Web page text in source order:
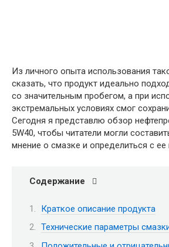
Из личного опыта использования
сказать, что продукт идеально
со значительным пробегом, а при
экстремальных условиях смог
Сегодня я представлю обзор
5W40, чтобы читатели могли
мнение о смазке и определиться с ее
Содержание
Краткое описание продукта
Технические параметры